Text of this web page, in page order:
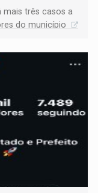
mais três casos a
do município